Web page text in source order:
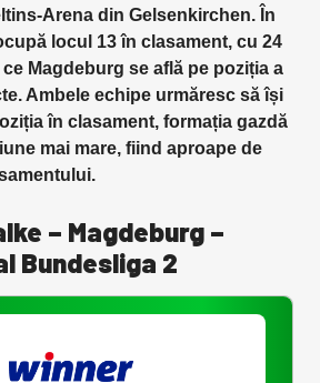
Arena din Gelsenkirchen. În
locul 13 în clasament, cu 24
Magdeburg se află pe poziția a
Ambele echipe urmăresc să își
în clasament, formația gazdă
mai mare, fiind aproape de
– Magdeburg –
Bundesliga 2